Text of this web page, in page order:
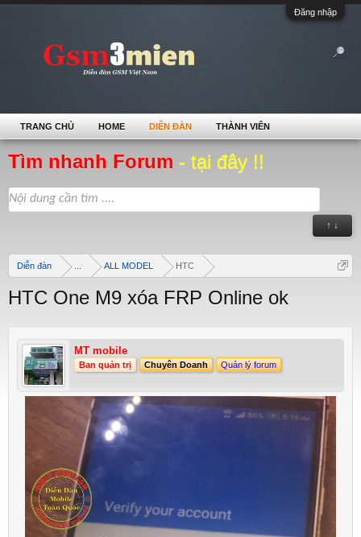
Đăng nhập
Tìm nhanh Forum - tại đây !!
↑ ↓
Diễn đàn ALL MODEL HTC
HTC One M9 xóa FRP Online ok
MT mobile
Ban quản trị Chuyên Doanh Quản lý forum
TRANG CHỦ HOME DIỄN ĐÀN THÀNH VIÊN